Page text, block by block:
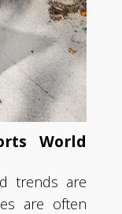
World
trends are
are often